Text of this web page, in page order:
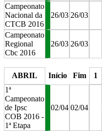
Campeonato
Nacional da
CTCB 2016
26/03 26/03
Campeonato
Regional
Cbc 2016
26/03 26/03
ABRIL
Início Fim 1
1ª
Campeonato
de Ipsc
COB 2016 -
1ª Etapa
02/04 02/04